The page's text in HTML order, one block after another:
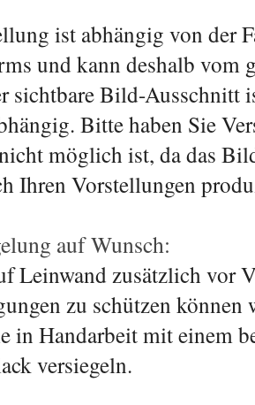
ist abhängig von der
und kann deshalb vom
sichtbare Bild-Ausschnitt
Bitte haben Sie
möglich ist, da das
Ihren Vorstellungen
auf Wunsch:
Leinwand zusätzlich vor
zu schützen können
in Handarbeit mit einem
versiegeln.